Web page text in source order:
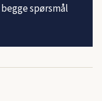
spørsmål